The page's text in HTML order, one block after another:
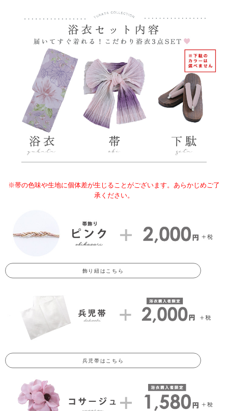
※帯の色味や生地に個体差が生じることがございます。あらかじめご了
承ください。
飾り紐はこちら
兵児帯はこちら